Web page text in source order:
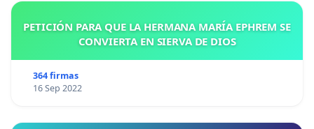
PETICIÓN PARA QUE LA HERMANA MARÍA EPHREM SE
CONVIERTA EN SIERVA DE DIOS
364 firmas
16 Sep 2022